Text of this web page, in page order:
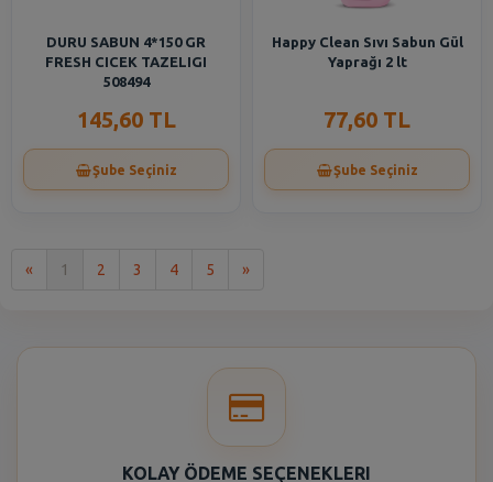
DURU SABUN 4*150 GR
FRESH CICEK TAZELIGI
508494
145,60 TL
Şube Seçiniz
Happy Clean Sıvı Sabun Gül
Yaprağı 2 lt
77,60 TL
Şube Seçiniz
« 1 2 3 4 5 »Son
KOLAY ÖDEME SEÇENEKLERI